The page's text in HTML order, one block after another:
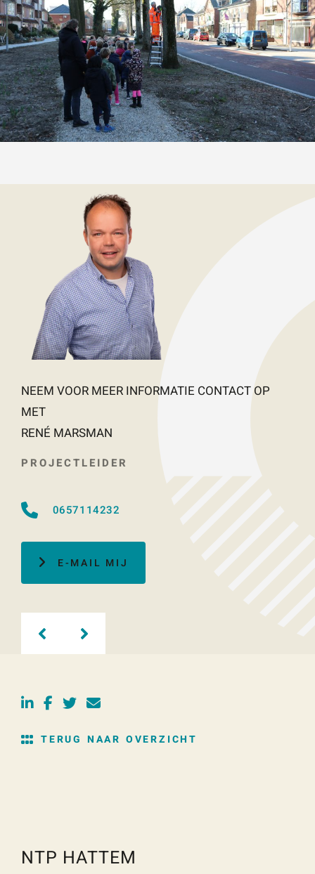
NEEM VOOR MEER INFORMATIE CONTACT OP
MET
RENÉ MARSMAN
PROJECTLEIDER
0657114232
E-MAIL MIJ
TERUG NAAR OVERZICHT
NTP HATTEM